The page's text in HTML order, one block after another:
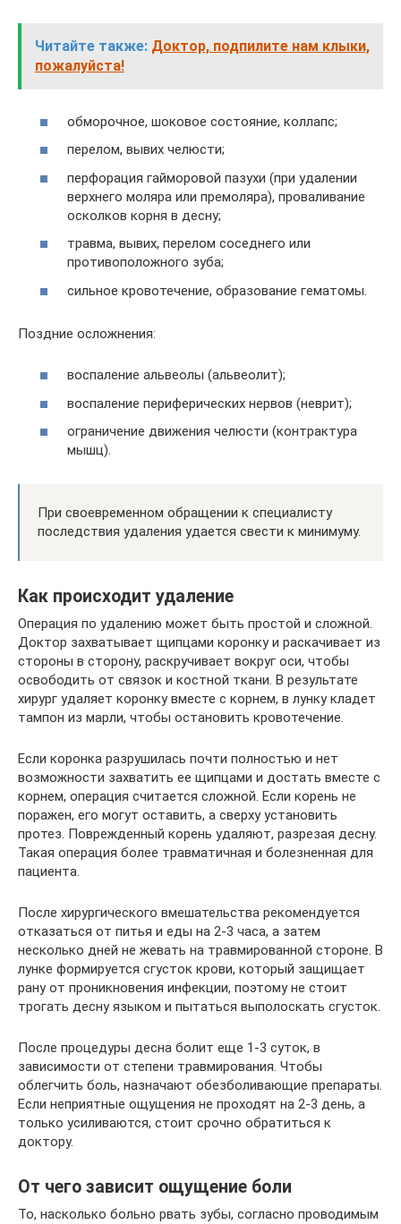
Читайте также: Доктор, подпилите нам клыки,
пожалуйста!
обморочное, шоковое состояние, коллапс;
перелом, вывих челюсти;
перфорация гайморовой пазухи (при удалении
верхнего моляра или премоляра), проваливание
осколков корня в десну;
травма, вывих, перелом соседнего или
противоположного зуба;
сильное кровотечение, образование гематомы.
Поздние осложнения:
воспаление альвеолы (альвеолит);
воспаление периферических нервов (неврит);
ограничение движения челюсти (контрактура
мышц).
При своевременном обращении к специалисту
последствия удаления удается свести к минимуму.
Как происходит удаление
Операция по удалению может быть простой и сложной.
Доктор захватывает щипцами коронку и раскачивает из
стороны в сторону, раскручивает вокруг оси, чтобы
освободить от связок и костной ткани. В результате
хирург удаляет коронку вместе с корнем, в лунку кладет
тампон из марли, чтобы остановить кровотечение.
Если коронка разрушилась почти полностью и нет
возможности захватить ее щипцами и достать вместе с
корнем, операция считается сложной. Если корень не
поражен, его могут оставить, а сверху установить
протез. Поврежденный корень удаляют, разрезая десну.
Такая операция более травматичная и болезненная для
пациента.
После хирургического вмешательства рекомендуется
отказаться от питья и еды на 2-3 часа, а затем
несколько дней не жевать на травмированной стороне. В
лунке формируется сгусток крови, который защищает
рану от проникновения инфекции, поэтому не стоит
трогать десну языком и пытаться выполоскать сгусток.
После процедуры десна болит еще 1-3 суток, в
зависимости от степени травмирования. Чтобы
облегчить боль, назначают обезболивающие препараты.
Если неприятные ощущения не проходят на 2-3 день, а
только усиливаются, стоит срочно обратиться к
доктору.
От чего зависит ощущение боли
То, насколько больно рвать зубы, согласно проводимым